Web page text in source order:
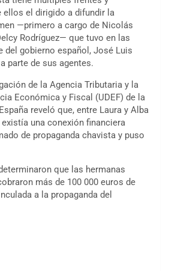
ellos el dirigido a difundir la
—primero a cargo de Nicolás
Rodríguez— que tuvo en las
del gobierno español, José Luis
parte de sus agentes.
de la Agencia Tributaria y la
Económica y Fiscal (UDEF) de la
reveló que, entre Laura y Alba
una conexión financiera
de propaganda chavista y puso
que las hermanas
más de 100 000 euros de
a la propaganda del